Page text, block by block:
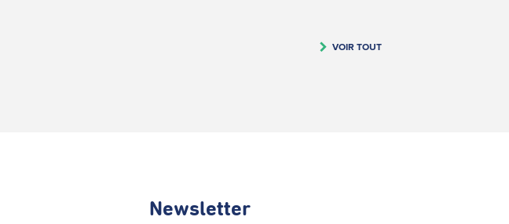
VOIR TOUT
Newsletter